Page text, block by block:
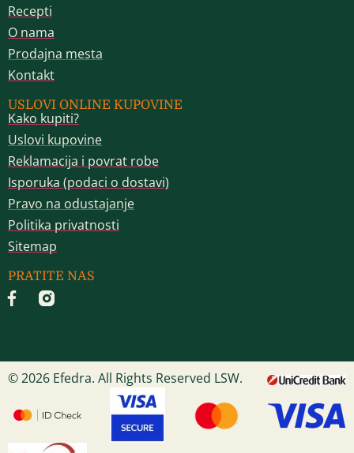
Recepti
O nama
Prodajna mesta
Kontakt
USLOVI ONLINE KUPOVINE
Kako kupiti?
Uslovi kupovine
Reklamacija i povrat robe
Isporuka (podaci o dostavi)
Pravo na odustajanje
Politika privatnosti
Sitemap
PRATITE NAS
© 2026 Efedra. All Rights Reserved LSW.